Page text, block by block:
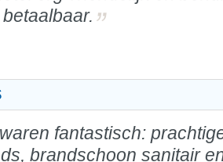
fantastisch:
brandschoon sanitair